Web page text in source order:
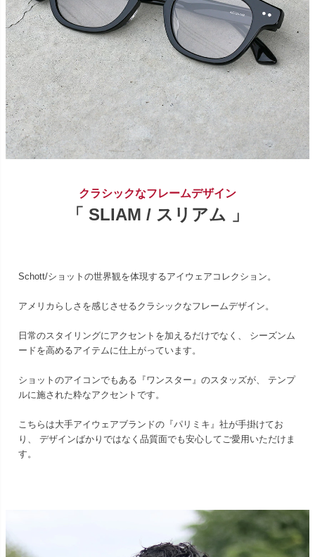
クラシックなフレームデザイン
「 SLIAM / スリアム 」
Schott/ショットの世界観を体現するアイウェアコレクション。
アメリカらしさを感じさせるクラシックなフレームデザイン。
日常のスタイリングにアクセントを加えるだけでなく、 シーズンム
ードを高めるアイテムに仕上がっています。
ショットのアイコンでもある『ワンスター』のスタッズが、 テンプ
ルに施された粋なアクセントです。
こちらは大手アイウェアブランドの『パリミキ』社が手掛けてお
り、 デザインばかりではなく品質面でも安心してご愛用いただけま
す。